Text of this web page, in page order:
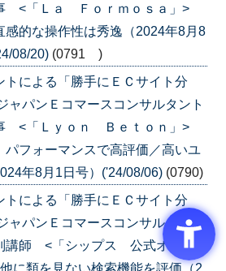
<「Ｌａ Ｆｏｒｍｏｓａ」>
感的な操作性は秀逸（2024年8月8
08/20) (0791 )
トによる「勝手にＥＣサイト分
パンＥコマースコンサルタント
<「Ｌｙｏｎ Ｂｅｔｏｎ」>
パフォーマンスで高評価／高いユ
年8月1日号）('24/08/06) (0790)
トによる「勝手にＥＣサイト分
パンＥコマースコンサルタント
講師 <「シップス 公式オンラ
に類を見ない検索機能を評価（2